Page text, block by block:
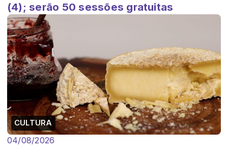
(4); serão 50 sessões gratuitas
CULTURA
04/08/2026